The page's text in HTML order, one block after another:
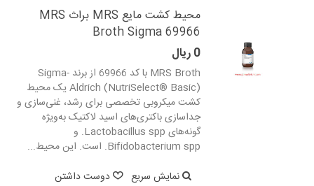
محیط کشت مایع MRS براث MRS
Broth Sigma 69966
0 ریال
MRS Broth با کد 69966 از برند Sigma-
Aldrich (NutriSelect® Basic) یک محیط
کشت میکروبی تخصصی برای رشد، غنی‌سازی و
جداسازی باکتری‌های اسید لاکتیک به‌ویژه
گونه‌های Lactobacillus spp. و
Bifidobacterium spp. است. این محیط...
نمایش سریع
دوست داشتن